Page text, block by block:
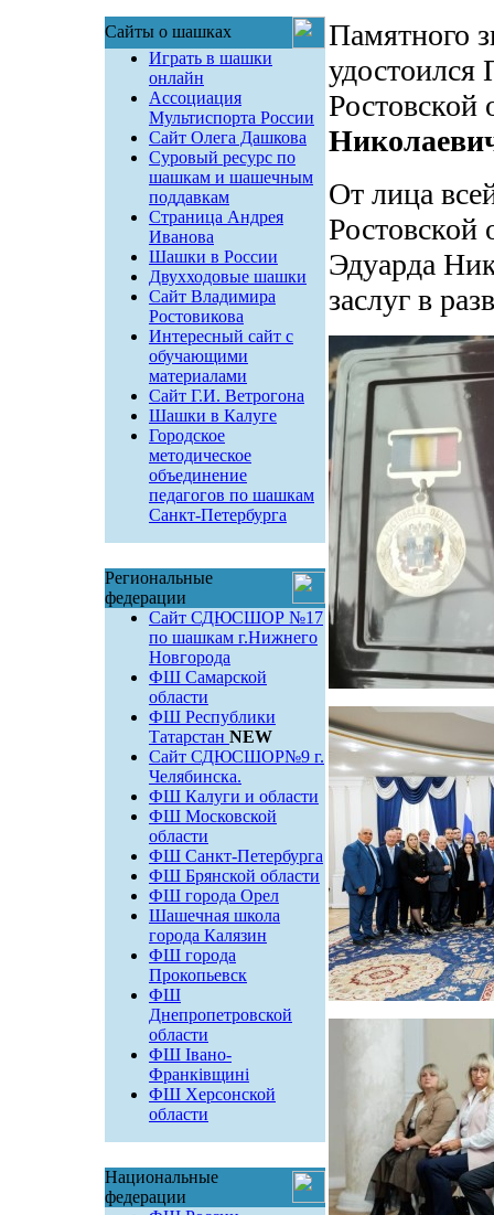
Сайты о шашках
Играть в шашки
онлайн
Ассоциация
Мультиспорта России
Сайт Олега Дашкова
Суровый ресурс по
шашкам и шашечным
поддавкам
Страница Андрея
Иванова
Шашки в России
Двухходовые шашки
Сайт Владимира
Ростовикова
Интересный сайт с
обучающими
материалами
Сайт Г.И. Ветрогона
Шашки в Калуге
Городское
методическое
объединение
педагогов по шашкам
Санкт-Петербурга
Региональные
федерации
Сайт СДЮСШОР №17
по шашкам г.Нижнего
Новгорода
ФШ Самарской
области
ФШ Республики
Татарстан NEW
Сайт СДЮСШОР№9 г.
Челябинска.
ФШ Калуги и области
ФШ Московской
области
ФШ Санкт-Петербурга
ФШ Брянской области
ФШ города Орел
Шашечная школа
города Калязин
ФШ города
Прокопьевск
ФШ
Днепропетровской
области
ФШ Івано-
Франківщині
ФШ Херсонской
области
Национальные
федерации
Памятного
Ростовской
От лица
Ростовской
Эдуарда
заслуг в